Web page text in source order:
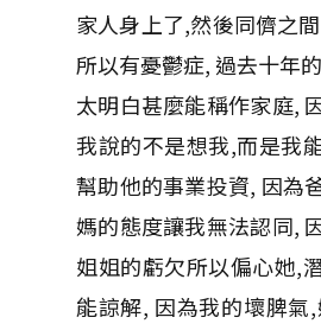
家人身上了,然後同儕之
所以有憂鬱症, 過去十年
太明白甚麼能稱作家庭,
我說的不是想我,而是我
幫助他的事業投資, 因為
媽的態度讓我無法認同,
姐姐的虧欠所以偏心她,
能諒解, 因為我的壞脾氣